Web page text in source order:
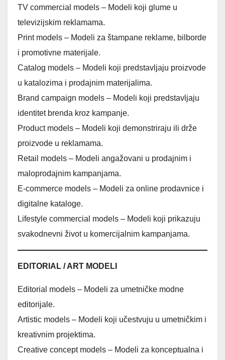
TV commercial models – Modeli koji glume u
televizijskim reklamama.
Print models – Modeli za štampane reklame, bilborde
i promotivne materijale.
Catalog models – Modeli koji predstavljaju proizvode
u katalozima i prodajnim materijalima.
Brand campaign models – Modeli koji predstavljaju
identitet brenda kroz kampanje.
Product models – Modeli koji demonstriraju ili drže
proizvode u reklamama.
Retail models – Modeli angažovani u prodajnim i
maloprodajnim kampanjama.
E-commerce models – Modeli za online prodavnice i
digitalne kataloge.
Lifestyle commercial models – Modeli koji prikazuju
svakodnevni život u komercijalnim kampanjama.
EDITORIAL / ART MODELI
Editorial models – Modeli za umetničke modne
editorijale.
Artistic models – Modeli koji učestvuju u umetničkim i
kreativnim projektima.
Creative concept models – Modeli za konceptualna i